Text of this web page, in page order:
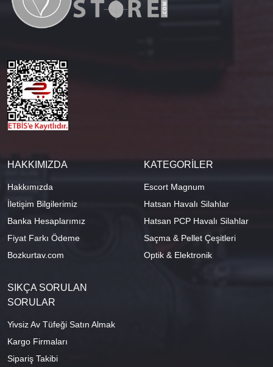
HAKKIMIZDA
Hakkımızda
İletişim Bilgilerimiz
Banka Hesaplarımız
Fiyat Farkı Ödeme
Bozkurtav.com
KATEGORİLER
Escort Magnum
Hatsan Havalı Silahlar
Hatsan PCP Havalı Silahlar
Saçma & Pellet Çeşitleri
Optik & Elektronik
SIKÇA SORULAN
SORULAR
Yivsiz Av Tüfeği Satın Almak
Kargo Firmaları
Sipariş Takibi